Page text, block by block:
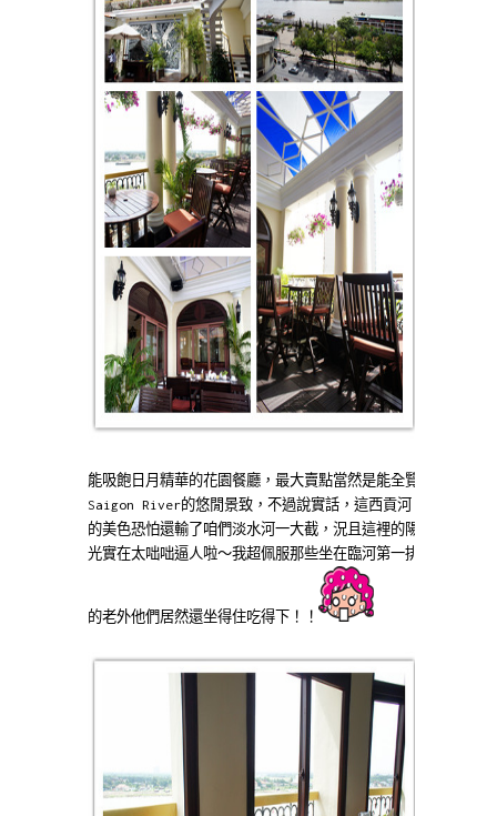
能吸飽日月精華的花園餐廳，最大賣點當然是能全覽
Saigon River的悠閒景致，不過說實話，這西貢河
的美色恐怕還輸了咱們淡水河一大截，況且這裡的陽
光實在太咄咄逼人啦～我超佩服那些坐在臨河第一排
的老外他們居然還坐得住吃得下！！